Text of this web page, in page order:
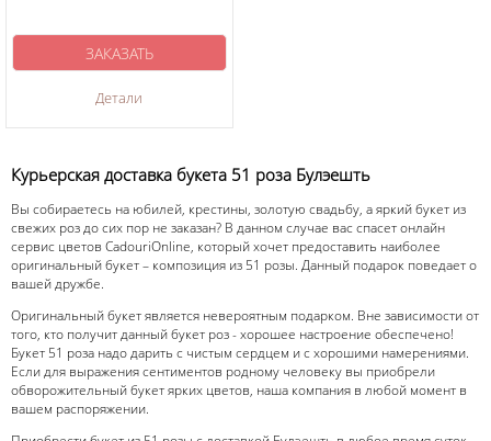
Детали
ЗАКАЗАТЬ
Курьерская доставка букета 51 роза Булэешть
Вы собираетесь на юбилей, крестины, золотую свадьбу, а яркий букет из
свежих роз до сих пор не заказан? В данном случае вас спасет онлайн
сервис цветов CadouriOnline, который хочет предоставить наиболее
оригинальный букет – композиция из 51 розы. Данный подарок поведает о
вашей дружбе.
Оригинальный букет является невероятным подарком. Вне зависимости от
того, кто получит данный букет роз - хорошее настроение обеспечено!
Букет 51 роза надо дарить с чистым сердцем и с хорошими намерениями.
Если для выражения сентиментов родному человеку вы приобрели
обворожительный букет ярких цветов, наша компания в любой момент в
вашем распоряжении.